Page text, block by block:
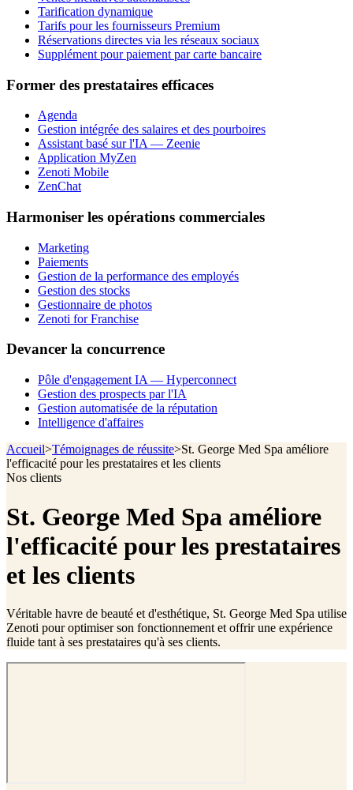
Tarification dynamique
Tarifs pour les fournisseurs Premium
Réservations directes via les réseaux sociaux
Supplément pour paiement par carte bancaire
Former des prestataires efficaces
Agenda
Gestion intégrée des salaires et des pourboires
Assistant basé sur l'IA — Zeenie
Application MyZen
Zenoti Mobile
ZenChat
Harmoniser les opérations commerciales
Marketing
Paiements
Gestion de la performance des employés
Gestion des stocks
Gestionnaire de photos
Zenoti for Franchise
Devancer la concurrence
Pôle d'engagement IA — Hyperconnect
Gestion des prospects par l'IA
Gestion automatisée de la réputation
Intelligence d'affaires
Accueil>Témoignages de réussite>St. George Med Spa améliore
l'efficacité pour les prestataires et les clients
Nos clients
St. George Med Spa améliore
l'efficacité pour les prestataires
et les clients
Véritable havre de beauté et d'esthétique, St. George Med Spa utilise
Zenoti pour optimiser son fonctionnement et offrir une expérience
fluide tant à ses prestataires qu'à ses clients.